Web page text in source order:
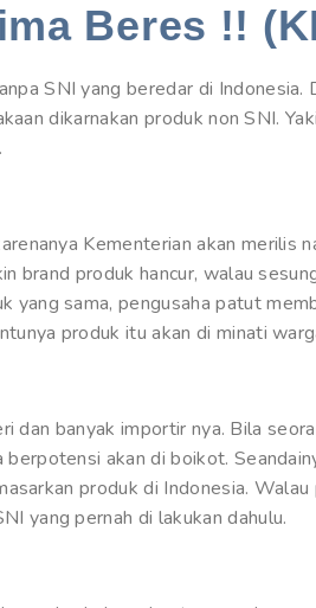
Beres !!
SNI yang beredar di Indonesia.
dikarnakan produk non SNI.
Kementerian akan merilis
brand produk hancur, walau
yang sama, pengusaha patut
produk itu akan di minati
banyak importir nya. Bila
akan di boikot.
produk di Indonesia.
yang pernah di lakukan dahulu.